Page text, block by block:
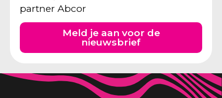
partner Abcor
Meld je aan voor de
nieuwsbrief